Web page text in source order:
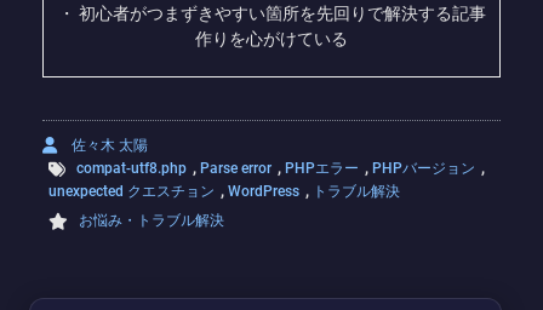
・ 初心者がつまずきやすい箇所を先回りで解決する記事
作りを心がけている
佐々木 太陽
compat-utf8.php , Parse error , PHPエラー , PHPバージョン ,
unexpected クエスチョン , WordPress , トラブル解決
お悩み・トラブル解決